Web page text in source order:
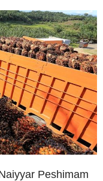
Peshimam